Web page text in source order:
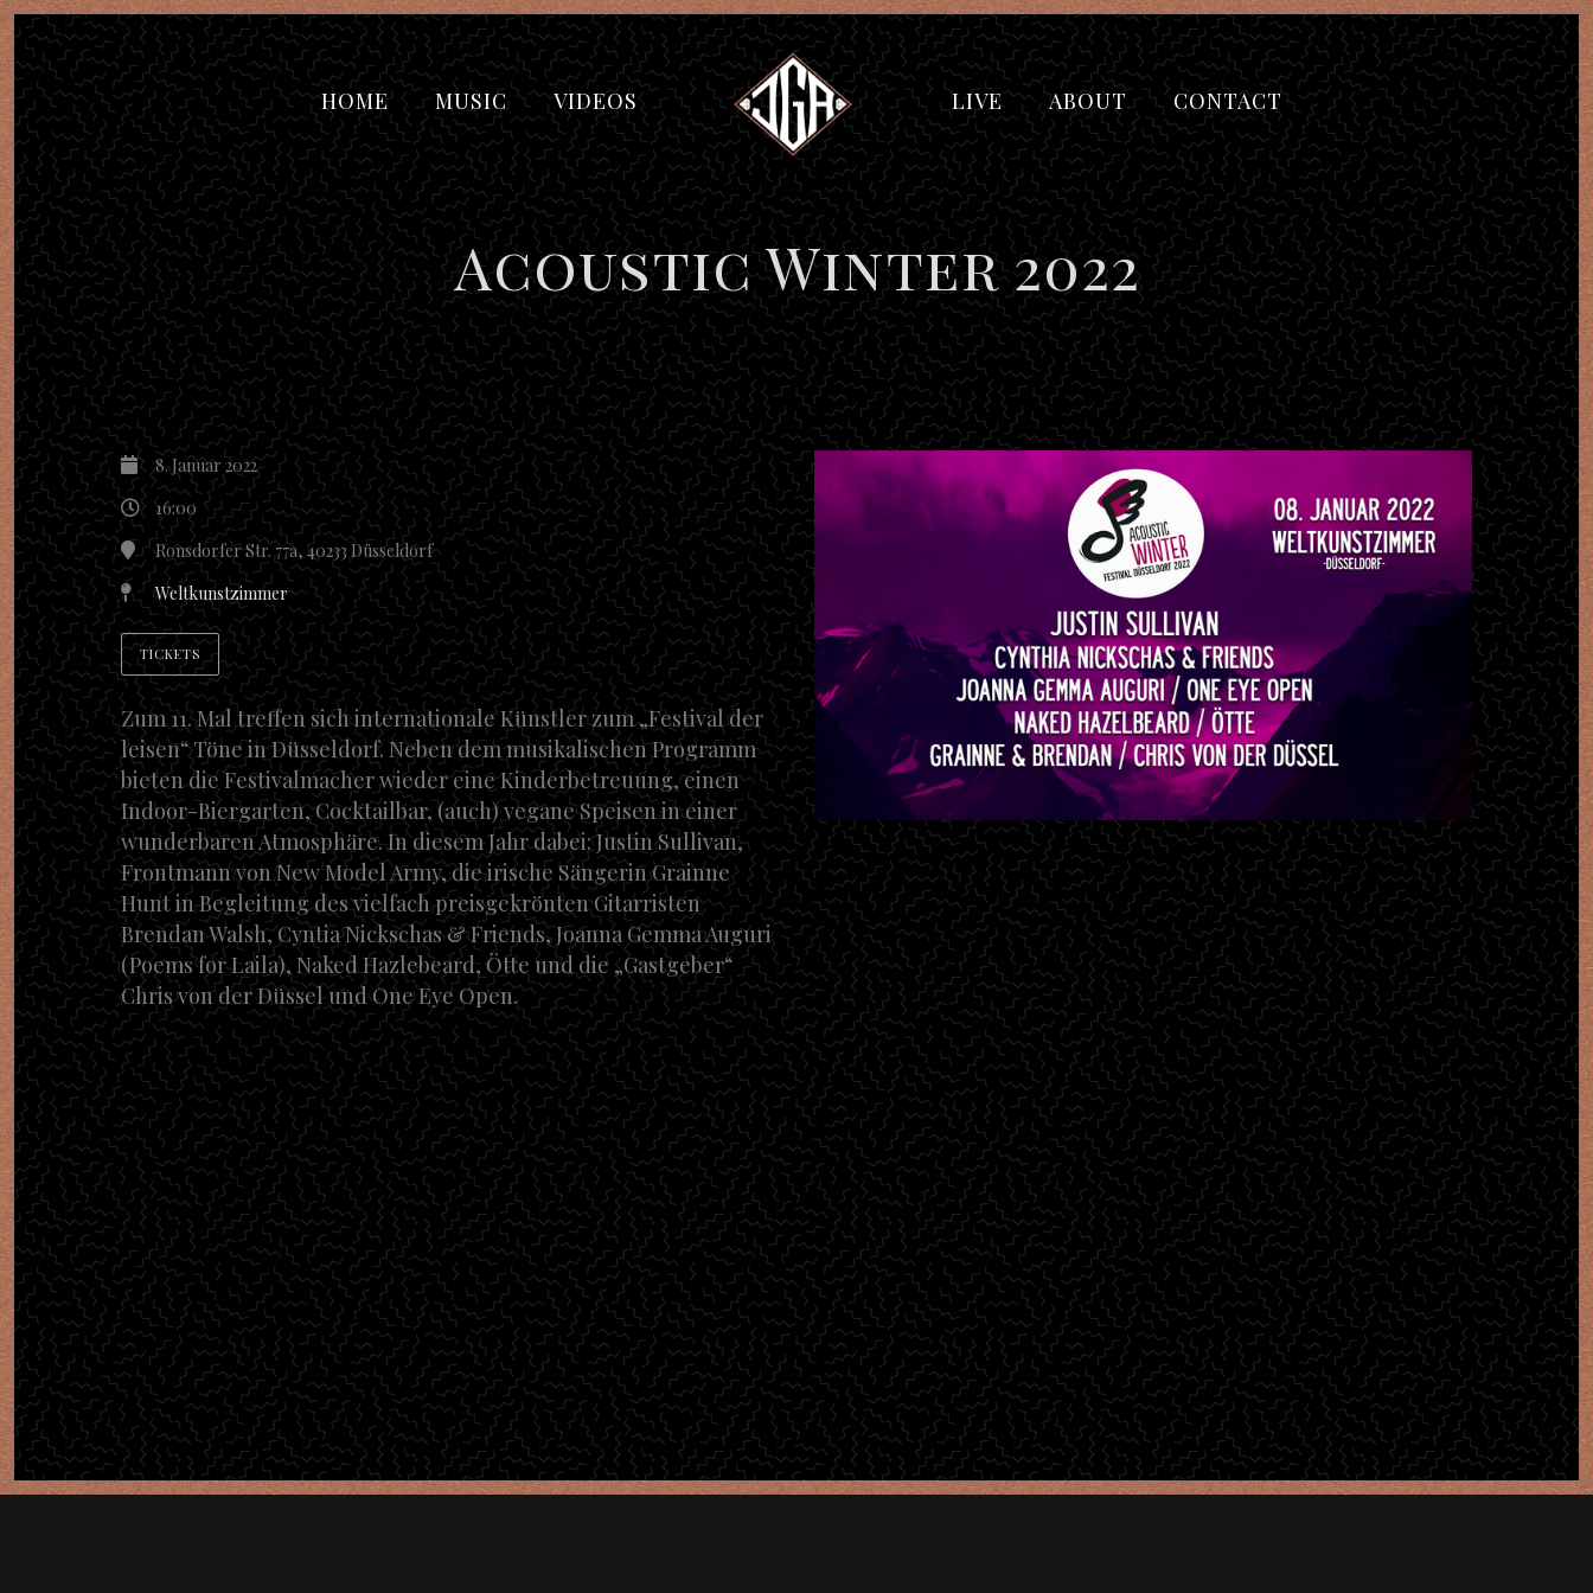
HOME MUSIC VIDEOS LIVE ABOUT CONTACT
Acoustic Winter 2022
8. Januar 2022
16:00
Ronsdorfer Str. 77a, 40233 Düsseldorf
Weltkunstzimmer
TICKETS
Zum 11. Mal treffen sich internationale Künstler zum „Festival der
leisen“ Töne in Düsseldorf. Neben dem musikalischen Programm
bieten die Festivalmacher wieder eine Kinderbetreuung, einen
Indoor-Biergarten, Cocktailbar, (auch) vegane Speisen in einer
wunderbaren Atmosphäre. In diesem Jahr dabei: Justin Sullivan,
Frontmann von New Model Army, die irische Sängerin Grainne
Hunt in Begleitung des vielfach preisgekrönten Gitarristen
Brendan Walsh, Cyntia Nickschas & Friends, Joanna Gemma Auguri
(Poems for Laila), Naked Hazlebeard, Ötte und die „Gastgeber“
Chris von der Düssel und One Eye Open.